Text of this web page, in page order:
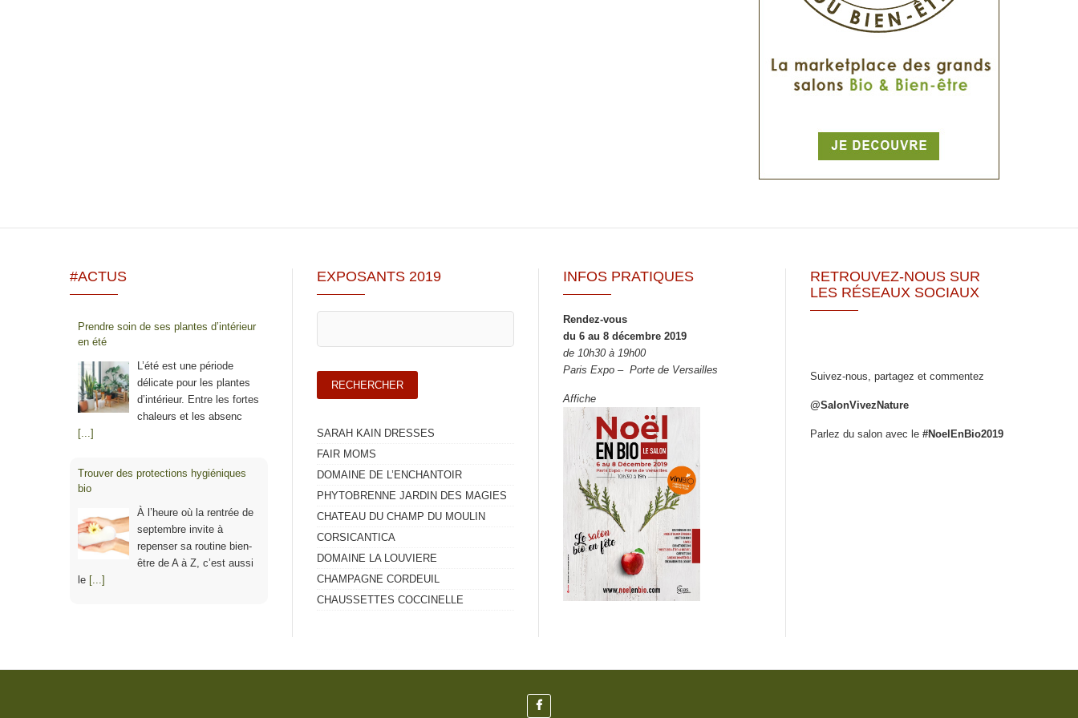
#ACTUS
Prendre soin de ses plantes d’intérieur
en été
L’été est une période
délicate pour les plantes
d’intérieur. Entre les fortes
chaleurs et les absenc
[...]
Trouver des protections hygiéniques
bio
À l’heure où la rentrée de
septembre invite à
repenser sa routine bien-
être de A à Z, c’est aussi
le [...]
EXPOSANTS 2019
SARAH KAIN DRESSES
FAIR MOMS
DOMAINE DE L’ENCHANTOIR
PHYTOBRENNE JARDIN DES MAGIES
CHATEAU DU CHAMP DU MOULIN
CORSICANTICA
DOMAINE LA LOUVIERE
CHAMPAGNE CORDEUIL
CHAUSSETTES COCCINELLE
INFOS PRATIQUES
Rendez-vous
du 6 au 8 décembre 2019
de 10h30 à 19h00
Paris Expo – Porte de Versailles
Affiche
RETROUVEZ-NOUS SUR
LES RÉSEAUX SOCIAUX
Suivez-nous, partagez et commentez
@SalonVivezNature
Parlez du salon avec le #NoelEnBio2019